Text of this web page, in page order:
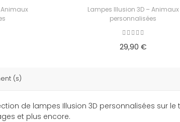
Animaux
Lampes Illusion 3D – Animaux
personnalisées
29,90 €
(s)
de lampes Illusion 3D personnalisées sur
et plus encore.